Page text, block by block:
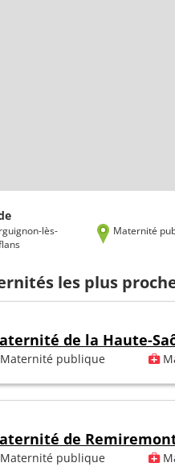
lès-
Maternité
les plus
de la Haute-
Maternité publique
de
Maternité publique